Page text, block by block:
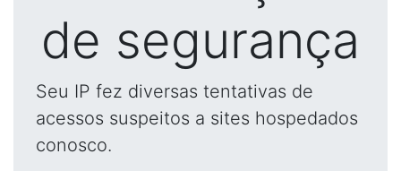
de segurança
Seu IP fez diversas tentativas de
acessos suspeitos a sites hospedados
conosco.